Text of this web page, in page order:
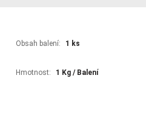
Obsah balení: 1 ks
Hmotnost: 1 Kg / Balení